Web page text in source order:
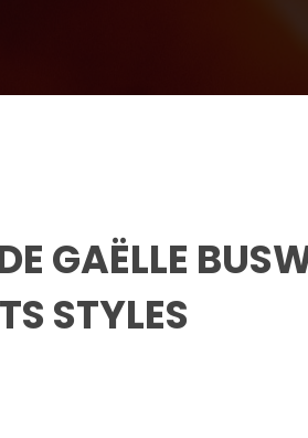
GAËLLE
STYLES